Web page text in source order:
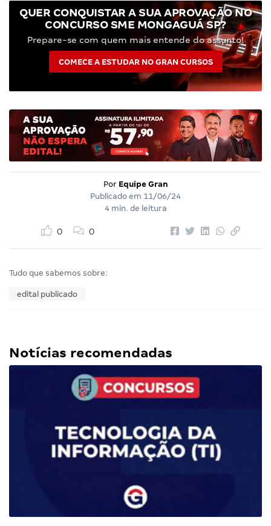
QUER CONQUISTAR A SUA APROVAÇÃO NO
CONCURSO SME MONGAGUÁ SP?
Prepare-se com quem mais entende do assunto!
COMECE A ESTUDAR NO GRAN CURSOS
Por Equipe Gran
Publicado em 11/06/24
4 min. de leitura
0 0
Tudo que sabemos sobre:
edital publicado
Notícias recomendadas